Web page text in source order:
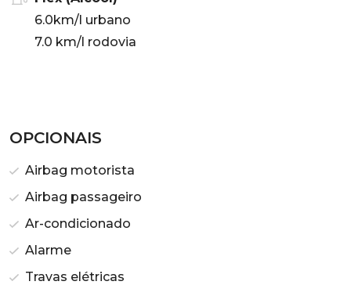
6.0km/l urbano
7.0 km/l rodovia
OPCIONAIS
Airbag motorista
Airbag passageiro
Ar-condicionado
Alarme
Travas elétricas